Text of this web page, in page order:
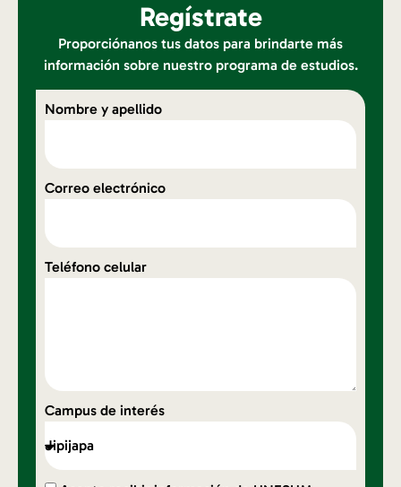
Regístrate
Proporciónanos tus datos para brindarte más
información sobre nuestro programa de estudios.
Nombre y apellido
Correo electrónico
Teléfono celular
Campus de interés